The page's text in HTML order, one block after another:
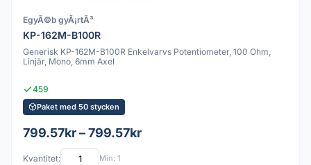
EgyÃ©b gyÃ¡rtÃ³
KP-162M-B100R
Generisk KP-162M-B100R Enkelvarvs Potentiometer, 100 Ohm,
Linjär, Mono, 6mm Axel
459
Paket med 50 stycken
799.57kr – 799.57kr
Kvantitet: Min: 1